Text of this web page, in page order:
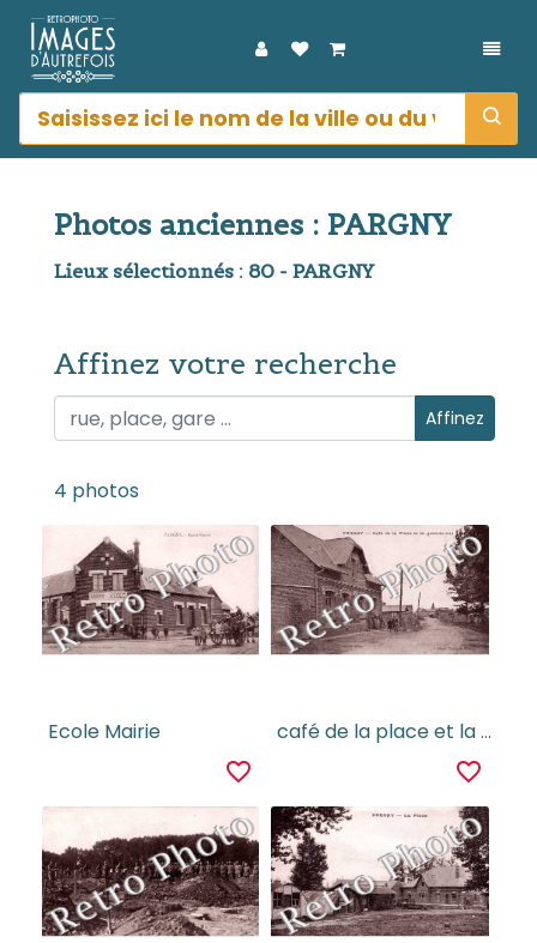
Photos anciennes : PARGNY
Lieux sélectionnés : 80 - PARGNY
Affinez votre recherche
Affinez votre recherche Affinez
4 photos
Ecole Mairie
favorite_border
café de la place et la grande rue
favorite_border